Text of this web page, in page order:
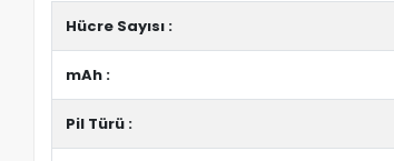
Hücre Sayısı :
mAh :
Pil Türü :